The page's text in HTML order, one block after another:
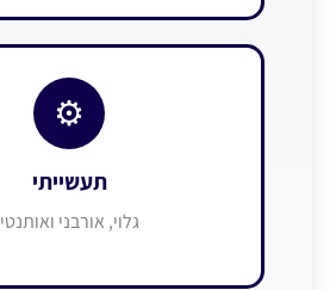
⚙️
תעשייתי
גלוי, אורבני ואותנטי